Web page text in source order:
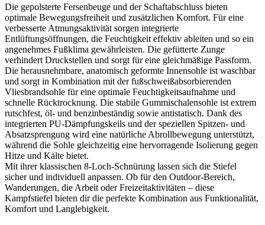
Die gepolsterte Fersenbeuge und der Schaftabschluss bieten
optimale Bewegungsfreiheit und zusätzlichen Komfort. Für eine
verbesserte Atmungsaktivität sorgen integrierte
Entlüftungsöffnungen, die Feuchtigkeit effektiv ableiten und so ein
angenehmes Fußklima gewährleisten. Die gefütterte Zunge
verhindert Druckstellen und sorgt für eine gleichmäßige Passform.
Die herausnehmbare, anatomisch geformte Innensohle ist waschbar
und sorgt in Kombination mit der fußschweißabsorbierenden
Vliesbrandsohle für eine optimale Feuchtigkeitsaufnahme und
schnelle Rücktrocknung. Die stabile Gummischalensohle ist extrem
rutschfest, öl- und benzinbeständig sowie antistatisch. Dank des
integrierten PU-Dämpfungskeils und der speziellen Spitzen- und
Absatzsprengung wird eine natürliche Abrollbewegung unterstützt,
während die Sohle gleichzeitig eine hervorragende Isolierung gegen
Hitze und Kälte bietet.
Mit ihrer klassischen 8-Loch-Schnürung lassen sich die Stiefel
sicher und individuell anpassen. Ob für den Outdoor-Bereich,
Wanderungen, die Arbeit oder Freizeitaktivitäten – diese
Kampfstiefel bieten dir die perfekte Kombination aus Funktionalität,
Komfort und Langlebigkeit.